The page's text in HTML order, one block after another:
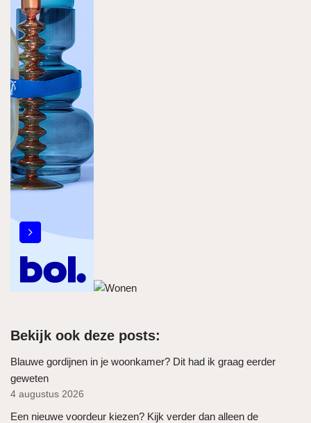
Bekijk ook deze posts:
Blauwe gordijnen in je woonkamer? Dit had ik graag eerder
geweten
4 augustus 2026
Een nieuwe voordeur kiezen? Kijk verder dan alleen de